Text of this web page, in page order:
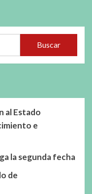
Buscar
al Estado
e
la segunda fecha
de